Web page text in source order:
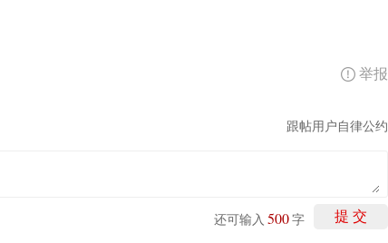
举报
跟帖用户自律公约
提 交
还可输入 500 字